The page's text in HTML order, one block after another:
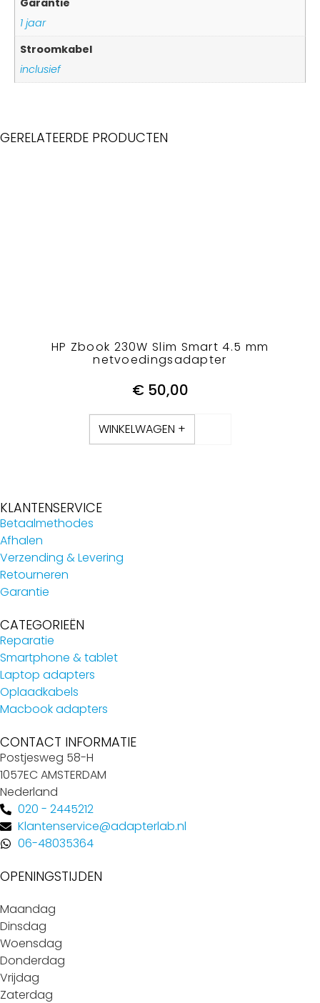
Garantie
1 jaar
Stroomkabel
inclusief
GERELATEERDE PRODUCTEN
HP Zbook 230W Slim Smart 4.5 mm
netvoedingsadapter
€50,00
WINKELWAGEN +
KLANTENSERVICE
Betaalmethodes
Afhalen
Verzending & Levering
Retourneren
Garantie
CATEGORIEËN
Reparatie
Smartphone & tablet
Laptop adapters
Oplaadkabels
Macbook adapters
CONTACT INFORMATIE
Postjesweg 58-H
1057EC AMSTERDAM
Nederland
020 - 2445212
Klantenservice@adapterlab.nl
06-48035364
OPENINGSTIJDEN
Maandag
Dinsdag
Woensdag
Donderdag
Vrijdag
Zaterdag